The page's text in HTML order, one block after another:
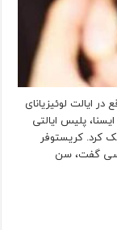
ایالت لوئیزیانای
پلیس ایالتی
یک فرد مسلح به ۱۰ نفر شلیک کرد. کریستوفر
گفت، سن